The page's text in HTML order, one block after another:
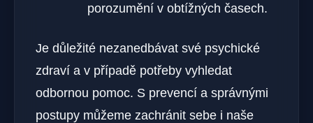
porozumění v obtížných časech.
Je důležité nezanedbávat své psychické
zdraví a v případě potřeby vyhledat
odbornou pomoc. S prevencí a ⁤správnými
postupy můžeme zachránit sebe i naše